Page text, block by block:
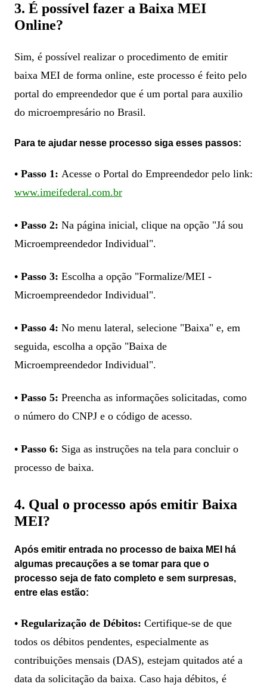
3. É possível fazer a Baixa MEI
Online?
Sim, é possível realizar o procedimento de emitir
baixa MEI de forma online, este processo é feito pelo
portal do empreendedor que é um portal para auxilio
do microempresário no Brasil.
Para te ajudar nesse processo siga esses passos:
• Passo 1: Acesse o Portal do Empreendedor pelo link:
www.imeifederal.com.br
• Passo 2: Na página inicial, clique na opção "Já sou
Microempreendedor Individual".
• Passo 3: Escolha a opção "Formalize/MEI -
Microempreendedor Individual".
• Passo 4: No menu lateral, selecione "Baixa" e, em
seguida, escolha a opção "Baixa de
Microempreendedor Individual".
• Passo 5: Preencha as informações solicitadas, como
o número do CNPJ e o código de acesso.
• Passo 6: Siga as instruções na tela para concluir o
processo de baixa.
4. Qual o processo após emitir Baixa
MEI?
Após emitir entrada no processo de baixa MEI há
algumas precauções a se tomar para que o
processo seja de fato completo e sem surpresas,
entre elas estão:
• Regularização de Débitos: Certifique-se de que
todos os débitos pendentes, especialmente as
contribuições mensais (DAS), estejam quitados até a
data da solicitação da baixa. Caso haja débitos, é